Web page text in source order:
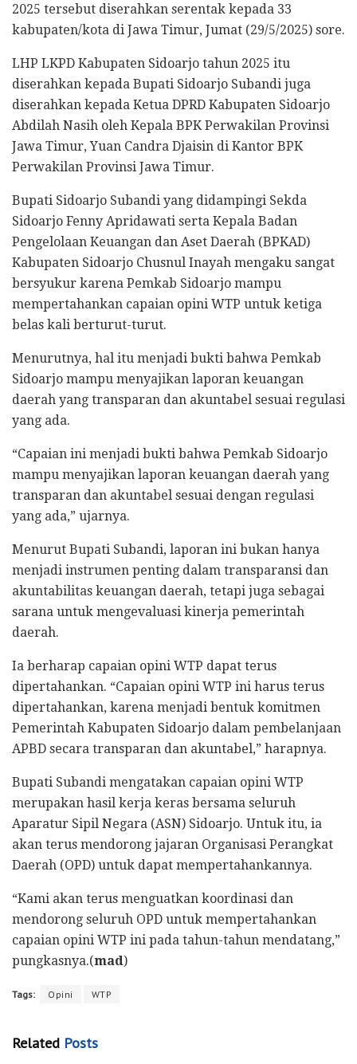
2025 tersebut diserahkan serentak kepada 33
kabupaten/kota di Jawa Timur, Jumat (29/5/2025) sore.
LHP LKPD Kabupaten Sidoarjo tahun 2025 itu
diserahkan kepada Bupati Sidoarjo Subandi juga
diserahkan kepada Ketua DPRD Kabupaten Sidoarjo
Abdilah Nasih oleh Kepala BPK Perwakilan Provinsi
Jawa Timur, Yuan Candra Djaisin di Kantor BPK
Perwakilan Provinsi Jawa Timur.
Bupati Sidoarjo Subandi yang didampingi Sekda
Sidoarjo Fenny Apridawati serta Kepala Badan
Pengelolaan Keuangan dan Aset Daerah (BPKAD)
Kabupaten Sidoarjo Chusnul Inayah mengaku sangat
bersyukur karena Pemkab Sidoarjo mampu
mempertahankan capaian opini WTP untuk ketiga
belas kali berturut-turut.
Menurutnya, hal itu menjadi bukti bahwa Pemkab
Sidoarjo mampu menyajikan laporan keuangan
daerah yang transparan dan akuntabel sesuai regulasi
yang ada.
“Capaian ini menjadi bukti bahwa Pemkab Sidoarjo
mampu menyajikan laporan keuangan daerah yang
transparan dan akuntabel sesuai dengan regulasi
yang ada,” ujarnya.
Menurut Bupati Subandi, laporan ini bukan hanya
menjadi instrumen penting dalam transparansi dan
akuntabilitas keuangan daerah, tetapi juga sebagai
sarana untuk mengevaluasi kinerja pemerintah
daerah.
Ia berharap capaian opini WTP dapat terus
dipertahankan. “Capaian opini WTP ini harus terus
dipertahankan, karena menjadi bentuk komitmen
Pemerintah Kabupaten Sidoarjo dalam pembelanjaan
APBD secara transparan dan akuntabel,” harapnya.
Bupati Subandi mengatakan capaian opini WTP
merupakan hasil kerja keras bersama seluruh
Aparatur Sipil Negara (ASN) Sidoarjo. Untuk itu, ia
akan terus mendorong jajaran Organisasi Perangkat
Daerah (OPD) untuk dapat mempertahankannya.
“Kami akan terus menguatkan koordinasi dan
mendorong seluruh OPD untuk mempertahankan
capaian opini WTP ini pada tahun-tahun mendatang,”
pungkasnya.(mad)
Tags: Opini WTP
Related Posts